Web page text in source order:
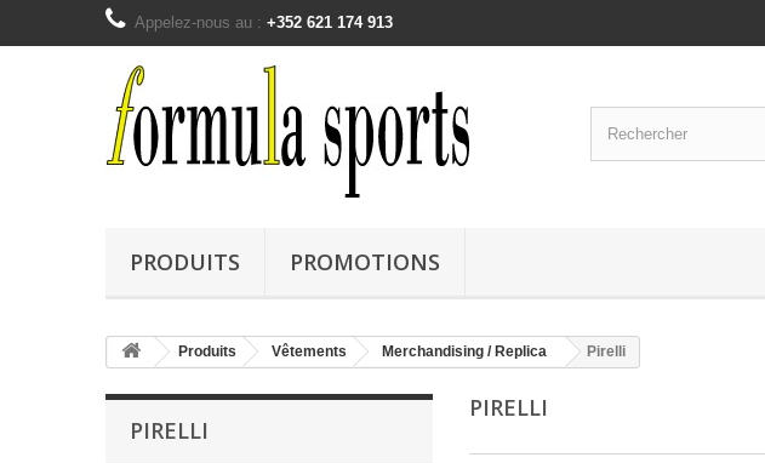
Appelez-nous au : +352 621 174 913
PRODUITS PROMOTIONS
Produits Vêtements Merchandising / Replica Pirelli
PIRELLI
PIRELLI